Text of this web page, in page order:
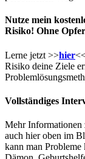
Nutze mein
Risiko! Ohne
Lerne jetzt >>hier
Risiko deine Ziele
Vollständiges
Mehr Informationen
auch hier oben im
kann man